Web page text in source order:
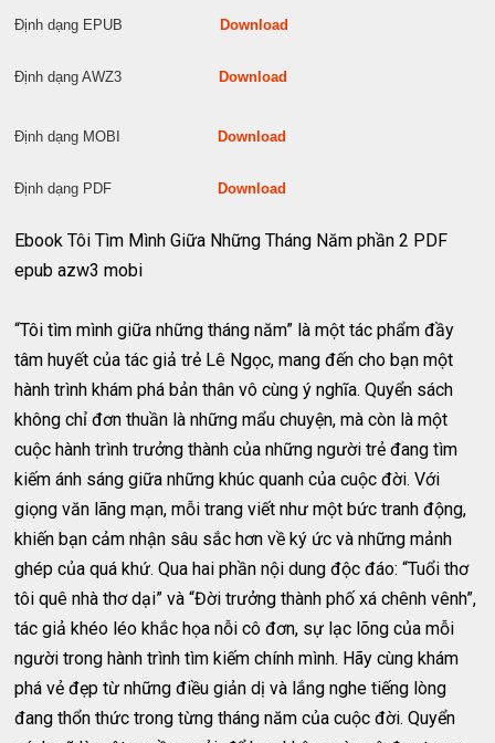
Định dạng EPUBDownload
Định dạng AWZ3Download
Định dạng MOBIDownload
Định dạng PDFDownload
Ebook Tôi Tìm Mình Giữa Những Tháng Năm phần 2 PDF
epub azw3 mobi
“Tôi tìm mình giữa những tháng năm” là một tác phẩm đầy
tâm huyết của tác giả trẻ Lê Ngọc, mang đến cho bạn một
hành trình khám phá bản thân vô cùng ý nghĩa. Quyển sách
không chỉ đơn thuần là những mẩu chuyện, mà còn là một
cuộc hành trình trưởng thành của những người trẻ đang tìm
kiếm ánh sáng giữa những khúc quanh của cuộc đời. Với
giọng văn lãng mạn, mỗi trang viết như một bức tranh động,
khiến bạn cảm nhận sâu sắc hơn về ký ức và những mảnh
ghép của quá khứ. Qua hai phần nội dung độc đáo: “Tuổi thơ
tôi quê nhà thơ dại” và “Đời trưởng thành phố xá chênh vênh”,
tác giả khéo léo khắc họa nỗi cô đơn, sự lạc lõng của mỗi
người trong hành trình tìm kiếm chính mình. Hãy cùng khám
phá vẻ đẹp từ những điều giản dị và lắng nghe tiếng lòng
đang thổn thức trong từng tháng năm của cuộc đời. Quyển